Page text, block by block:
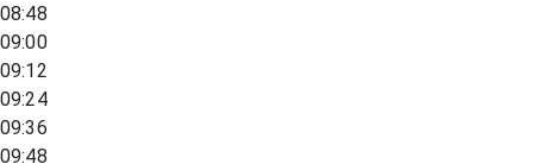
08:48
09:00
09:12
09:24
09:36
09:48